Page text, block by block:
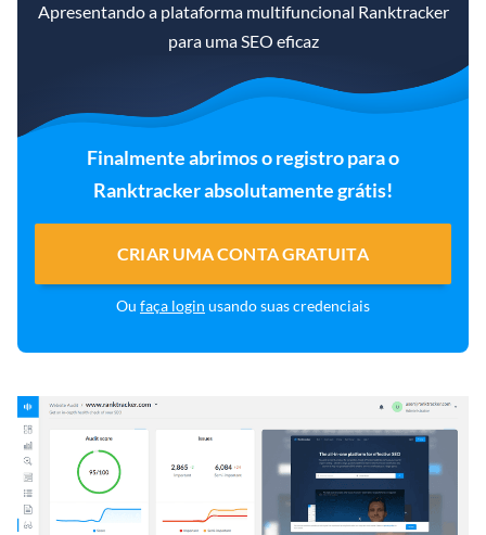
Apresentando a plataforma multifuncional Ranktracker
para uma SEO eficaz
Finalmente abrimos o registro para o
Ranktracker absolutamente grátis!
CRIAR UMA CONTA GRATUITA
Ou faça login usando suas credenciais